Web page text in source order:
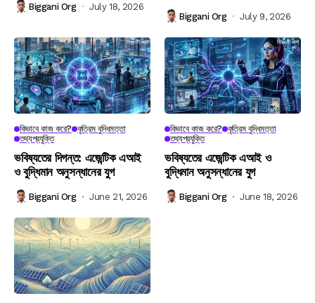
Biggani Org July 18, 2026
Biggani Org July 9, 2026
কিভাবে কাজ করে? কৃত্রিম বুদ্ধিমত্তা
তথ্যপ্রযুক্তি
ভবিষ্যতের দিগন্ত: এজেন্টিক এআই
ও বুদ্ধিমান অনুসন্ধানের যুগ
Biggani Org June 21, 2026
কিভাবে কাজ করে? কৃত্রিম বুদ্ধিমত্তা
তথ্যপ্রযুক্তি
ভবিষ্যতের এজেন্টিক এআই ও
বুদ্ধিমান অনুসন্ধানের যুগ
Biggani Org June 18, 2026